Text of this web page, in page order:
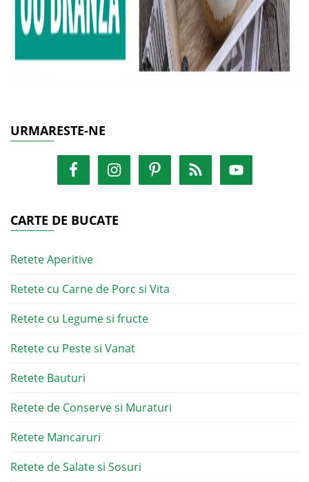
URMARESTE-NE
CARTE DE BUCATE
Retete Aperitive
Retete cu Carne de Porc si Vita
Retete cu Legume si fructe
Retete cu Peste si Vanat
Retete Bauturi
Retete de Conserve si Muraturi
Retete Mancaruri
Retete de Salate si Sosuri